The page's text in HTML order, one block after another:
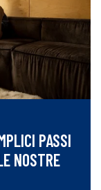
PASSI
NOSTRE